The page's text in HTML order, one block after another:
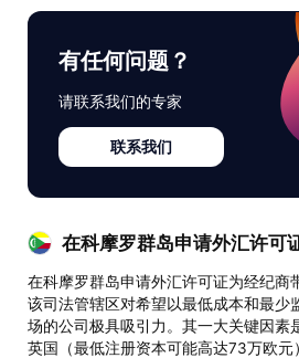
有任何问题？
请联系我们的专家
联系我们
在科摩罗群岛申请外汇许可
在科摩罗群岛申请外汇许可证为经纪商
该司法管辖区对希望以最低成本和最少
场的公司极具吸引力。其一大关键因素
英国（最低注册资本可能高达73万欧元